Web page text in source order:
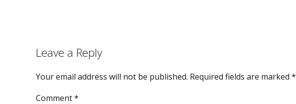
Leave a Reply
Your email address will not be published. Required fields are marked *
Comment*